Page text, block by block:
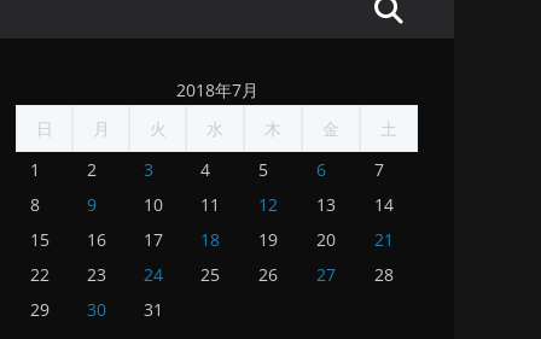
2018年7月
日
月 火 水 木 金
土
1
2 3 4 5 6
7
8
9 10 11 12 13
14
15
16 17 18 19 20
21
22
23 24 25 26 27
28
29
30 31